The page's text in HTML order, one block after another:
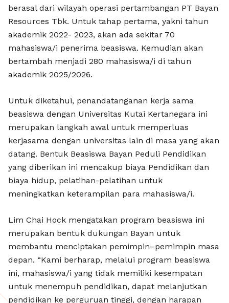
berasal dari wilayah operasi pertambangan PT Bayan
Resources Tbk. Untuk tahap pertama, yakni tahun
akademik 2022- 2023, akan ada sekitar 70
mahasiswa/i penerima beasiswa. Kemudian akan
bertambah menjadi 280 mahasiswa/i di tahun
akademik 2025/2026.
Untuk diketahui, penandatanganan kerja sama
beasiswa dengan Universitas Kutai Kertanegara ini
merupakan langkah awal untuk memperluas
kerjasama dengan universitas lain di masa yang akan
datang. Bentuk Beasiswa Bayan Peduli Pendidikan
yang diberikan ini mencakup biaya Pendidikan dan
biaya hidup, pelatihan-pelatihan untuk
meningkatkan keterampilan para mahasiswa/i.
Lim Chai Hock mengatakan program beasiswa ini
merupakan bentuk dukungan Bayan untuk
membantu menciptakan pemimpin–pemimpin masa
depan. “Kami berharap, melalui program beasiswa
ini, mahasiswa/i yang tidak memiliki kesempatan
untuk menempuh pendidikan, dapat melanjutkan
pendidikan ke perguruan tinggi, dengan harapan